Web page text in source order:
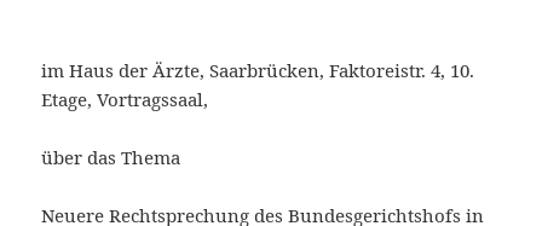
im Haus der Ärzte, Saarbrücken, Faktoreistr. 4, 10.
Etage, Vortragssaal,
über das Thema
Neuere Rechtsprechung des Bundesgerichtshofs in